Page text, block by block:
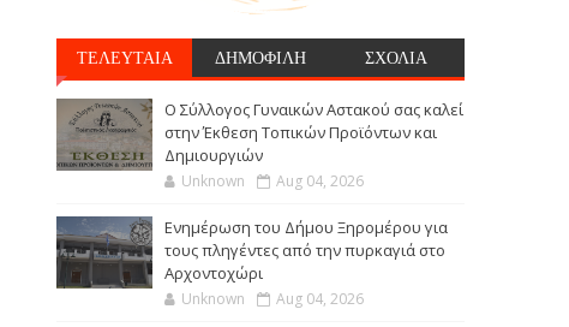
ΤΕΛΕΥΤΑΙΑ ΔΗΜΟΦΙΛΗ ΣΧΟΛΙΑ
Ο Σύλλογος Γυναικών Αστακού σας καλεί
στην Έκθεση Τοπικών Προϊόντων και
Δημιουργιών
Unknown Aug 04, 2026
Ενημέρωση του Δήμου Ξηρομέρου για
τους πληγέντες από την πυρκαγιά στο
Αρχοντοχώρι
Unknown Aug 04, 2026